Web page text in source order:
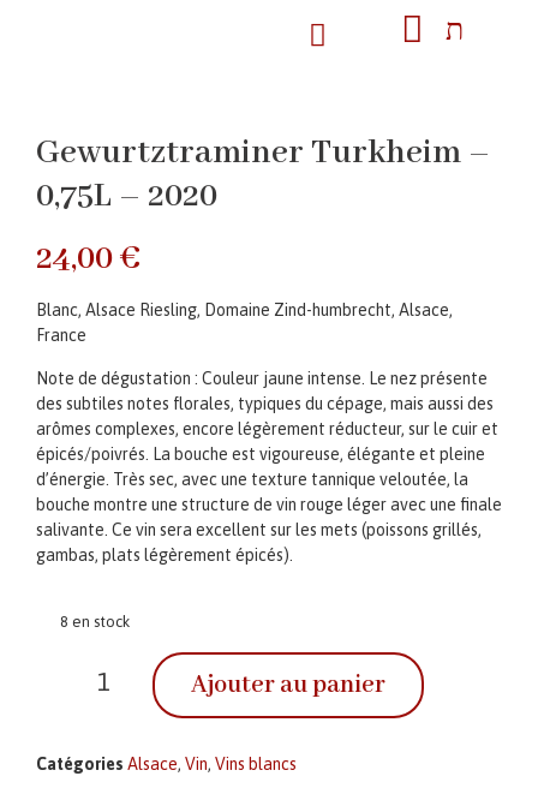
Gewurtztraminer Turkheim –
0,75L – 2020
24,00€
Blanc, Alsace Riesling, Domaine Zind-humbrecht, Alsace,
France
Note de dégustation : Couleur jaune intense. Le nez présente
des subtiles notes florales, typiques du cépage, mais aussi des
arômes complexes, encore légèrement réducteur, sur le cuir et
épicés/poivrés. La bouche est vigoureuse, élégante et pleine
d’énergie. Très sec, avec une texture tannique veloutée, la
bouche montre une structure de vin rouge léger avec une finale
salivante. Ce vin sera excellent sur les mets (poissons grillés,
gambas, plats légèrement épicés).
8 en stock
Ajouter au panier
Catégories Alsace, Vin, Vins blancs